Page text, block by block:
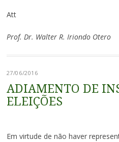
Att
Prof. Dr. Walter R. Iriondo Otero
27/06/2016
ADIAMENTO DE
ELEIÇÕES
Em virtude de não haver